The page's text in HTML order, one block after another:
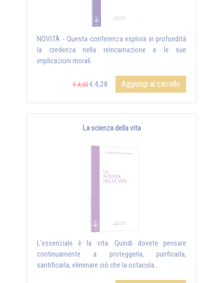
NOVITÀ - Questa conferenza esplora in profondità
la credenza nella reincarnazione e le sue
implicazioni morali.
€ 4,50 € 4,28 Aggiungi al carrello
La scienza della vita
L’essenziale è la vita. Quindi dovete pensare
continuamente a proteggerla, purificarla,
santificarla, eliminare ciò che la ostacola...